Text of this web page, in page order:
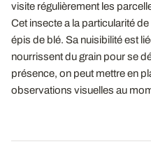
visite régulièrement les
Cet insecte a la particularité
épis de blé. Sa nuisibilité est
nourrissent du grain pour se
présence, on peut mettre en
observations visuelles au